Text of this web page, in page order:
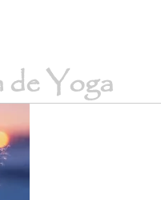
Yoga